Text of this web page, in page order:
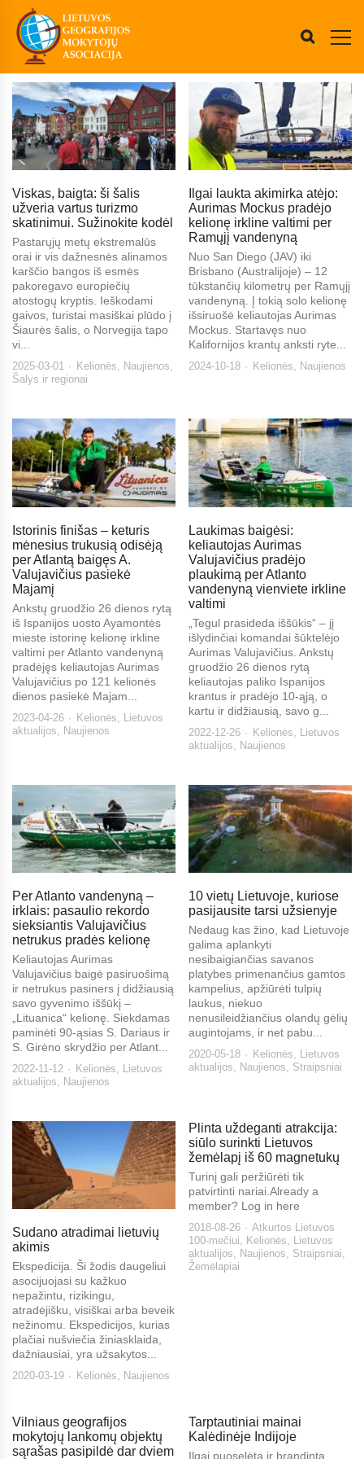
Viskas, baigta: ši šalis
užveria vartus turizmo
skatinimui. Sužinokite kodėl
Pastarųjų metų ekstremalūs
orai ir vis dažnesnės alinamos
karščio bangos iš esmės
pakoregavo europiečių
atostogų kryptis. Ieškodami
gaivos, turistai masiškai plūdo į
Šiaurės šalis, o Norvegija tapo
vi...
2025-03-01 Kelionės, Naujienos,
Šalys ir regionai
Ilgai laukta akimirka atėjo:
Aurimas Mockus pradėjo
kelionę irkline valtimi per
Ramųjį vandenyną
Nuo San Diego (JAV) iki
Brisbano (Australijoje) – 12
tūkstančių kilometrų per Ramųjį
vandenyną. Į tokią solo kelionę
išsiruošė keliautojas Aurimas
Mockus. Startavęs nuo
Kalifornijos krantų anksti ryte...
2024-10-18 Kelionės, Naujienos
Istorinis finišas – keturis
mėnesius trukusią odisėją
per Atlantą baigęs A.
Valujavičius pasiekė
Majamį
Ankstų gruodžio 26 dienos rytą
iš Ispanijos uosto Ayamontės
mieste istorinę kelionę irkline
valtimi per Atlanto vandenyną
pradėjęs keliautojas Aurimas
Valujavičius po 121 kelionės
dienos pasiekė Majam...
2023-04-26 Kelionės
Lietuvos
aktualijos
Naujienos
Laukimas baigėsi:
keliautojas Aurimas
Valujavičius pradėjo
plaukimą per Atlanto
vandenyną vienviete irkline
valtimi
„Tegul prasideda iššūkis“ – jį
išlydinčiai komandai šūktelėjo
Aurimas Valujavičius. Ankstų
gruodžio 26 dienos rytą
keliautojas paliko Ispanijos
krantus ir pradėjo 10-ąją, o
kartu ir didžiausią, savo g...
2022-12-26 Kelionės
Lietuvos
aktualijos
Naujienos
Per Atlanto vandenyną –
irklais: pasaulio rekordo
sieksiantis Valujavičius
netrukus pradės kelionę
Keliautojas Aurimas
Valujavičius baigė pasiruošimą
ir netrukus pasiners į didžiausią
savo gyvenimo iššūkį –
„Lituanica“ kelionę. Siekdamas
paminėti 90-ąsias S. Dariaus ir
S. Girėno skrydžio per Atlant...
2022-11-12 Kelionės
Lietuvos
aktualijos
Naujienos
10 vietų Lietuvoje, kuriose
pasijausite tarsi užsienyje
Nedaug kas žino, kad Lietuvoje
galima aplankyti
nesibaigiančias savanos
platybes primenančius gamtos
kampelius, apžiūrėti tulpių
laukus, niekuo
nenusileidžiančius olandų gėlių
augintojams, ir net pabu...
2020-05-18 Kelionės
Lietuvos
aktualijos
Naujienos Straipsniai
Sudano atradimai lietuvių
akimis
Ekspedicija. Ši žodis daugeliui
asocijuojasi su kažkuo
nepažintu, rizikingu,
atradėjišku, visiškai arba beveik
nežinomu. Ekspedicijos, kurias
plačiai nušviečia žiniasklaida,
dažniausiai, yra užsakytos...
2020-03-19 Kelionės, Naujienos
Plinta uždeganti atrakcija:
siūlo surinkti Lietuvos
žemėlapį iš 60 magnetukų
Turinį gali peržiūrėti tik
patvirtinti nariai.Already a
member? Log in here
2018-08-26
Atkurtos Lietuvos
100-mečiui
Kelionės
Lietuvos
aktualijos
Naujienos Straipsniai
Žemėlapiai
Vilniaus geografijos
mokytojų lankomų objektų
sąrašas pasipildė dar dviem
Tarptautiniai mainai
Kalėdinėje Indijoje
Ilgai puoselėta ir brandinta